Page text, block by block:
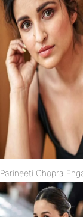
Parineeti Chopra